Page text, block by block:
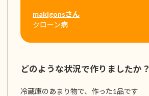
makigonsさん
クローン病
どのような状況で作りましたか？
冷蔵庫のあまり物で、作った1品です